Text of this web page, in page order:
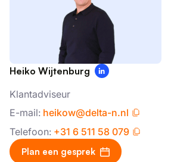
Heiko Wijtenburg
Klantadviseur
E-mail: heikow@delta-n.nl
Telefoon: +31 6 511 58 079
Plan een gesprek